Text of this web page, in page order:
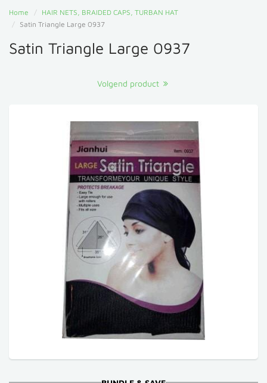
Home
HAIR NETS, BRAIDED CAPS, TURBAN HAT
Satin Triangle Large 0937
Satin Triangle Large 0937
Volgend product